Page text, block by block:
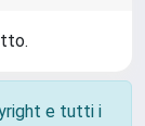
e tutti i